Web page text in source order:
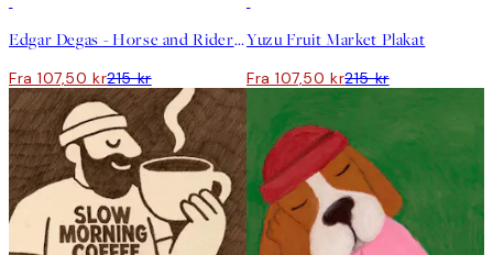
Edgar Degas - Horse and Rider Plakat
Fra 107,50 kr215 kr
Yuzu Fruit Market Plakat
Fra 107,50 kr215 kr